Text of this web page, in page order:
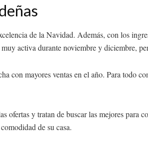
de la Navidad. Además, con los
activa durante noviembre y diciembre,
con mayores ventas en el año. Para todo
ofertas y tratan de buscar las mejores
de su casa.